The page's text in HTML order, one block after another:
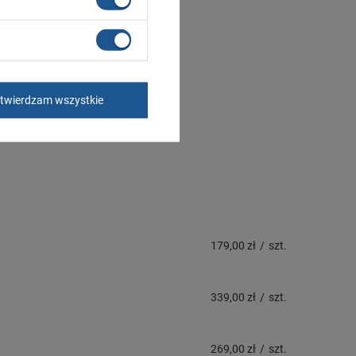
179,00 zł / szt.
339,00 zł / szt.
269,00 zł / szt.
wszystkie